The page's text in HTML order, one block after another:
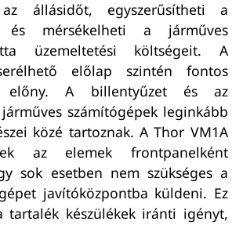
az állásidőt, egyszerűsítheti a
és mérsékelheti a járműves
üzemeltetési költségeit. A
előlap szintén fontos
előny. A billentyűzet és az
számítógépek leginkább
közé tartoznak. A Thor VM1A
az elemek frontpanelként
sok esetben nem szükséges a
javítóközpontba küldeni. Ez
tartalék készülékek iránti igényt,